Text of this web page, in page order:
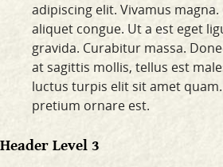
adipiscing elit. Vivamus
aliquet congue. Ut a est eget
gravida. Curabitur massa.
at sagittis mollis, tellus est
luctus turpis elit sit amet
pretium ornare est.
Header Level 3